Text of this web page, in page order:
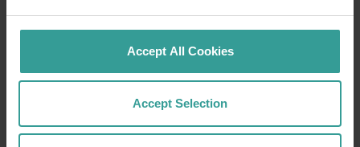
Accept All Cookies
Accept Selection
ensoleillée d'Australie et centre culturel
dynamique. Pour commencer votre séjour, rien
attractions touristiques nichées en pleine
nature et proposant des expériences
culinaires originales.